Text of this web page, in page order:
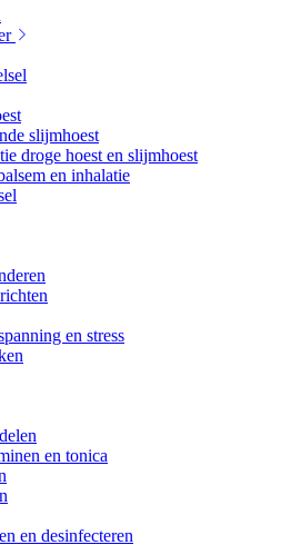
slijmhoest
droge hoest en slijmhoest
en inhalatie
en stress
en tonica
en desinfecteren